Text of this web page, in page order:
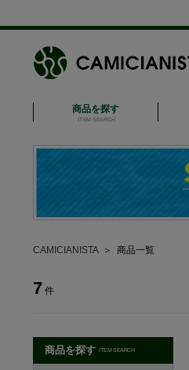
商品を探す
ITEM SEARCH
CAMICIANISTA＞ 商品一覧
7 件
商品を探す ITEM SEARCH